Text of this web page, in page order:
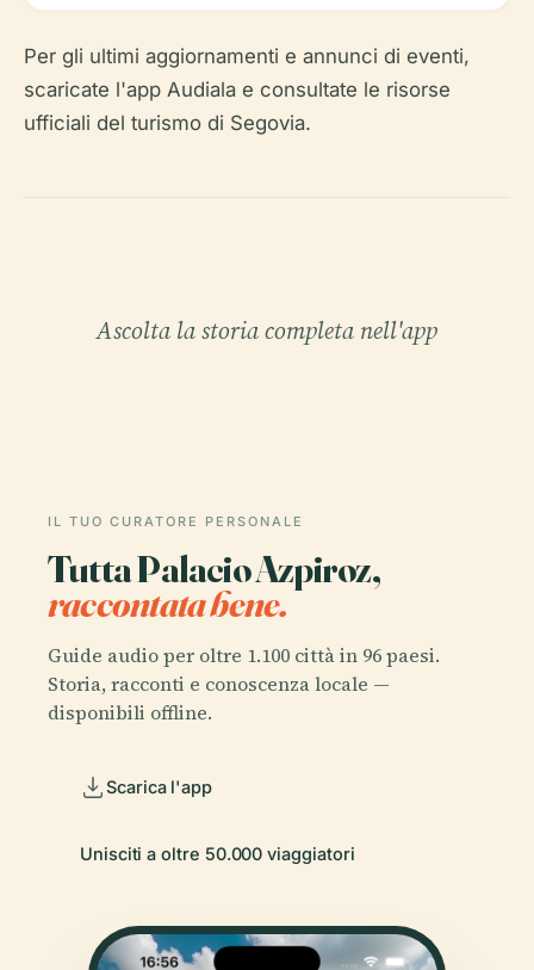
Per gli ultimi aggiornamenti e annunci di eventi,
scaricate l'app Audiala e consultate le risorse
ufficiali del turismo di Segovia.
Ascolta la storia completa nell'app
IL TUO CURATORE PERSONALE
Tutta Palacio Azpiroz,
raccontata bene.
Guide audio per oltre 1.100 città in 96 paesi.
Storia, racconti e conoscenza locale —
disponibili offline.
Scarica l'app
Unisciti a oltre 50.000 viaggiatori